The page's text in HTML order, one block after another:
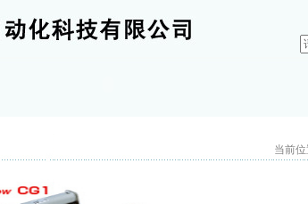
当前